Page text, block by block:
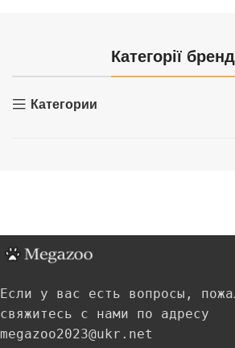
Категорії
Категории
Если у вас есть вопросы,
свяжитесь с нами по адресу
megazoo2023@ukr.net